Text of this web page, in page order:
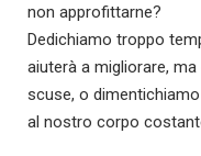
non approfittarne?
Dedichiamo troppo
aiuterà a migliorare,
scuse, o
al nostro corpo